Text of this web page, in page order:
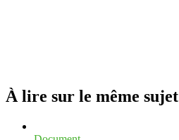
À lire sur le même sujet